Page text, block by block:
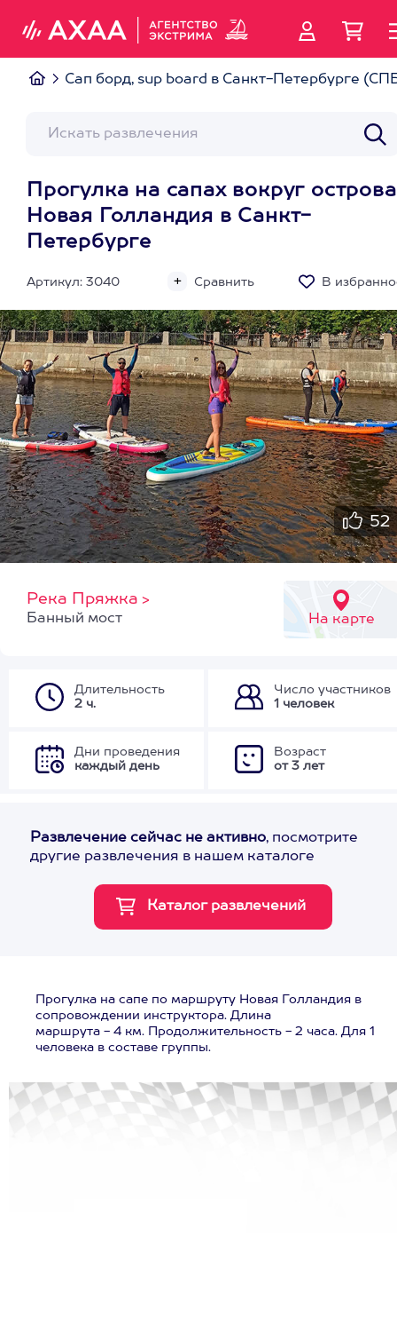
Сап борд, sup board в Санкт-Петербурге
Прогулка на сапах вокруг острова
Новая Голландия в Санкт-
Петербурге
Артикул: 3040 Сравнить В
52
Река Пряжка >
На карте
Банный мост
Длительность
2 ч.
Число участников
1 человек
Дни проведения
каждый день
Возраст
от 3 лет
Развлечение сейчас не активно, посмотрите
другие развлечения в нашем каталоге
Прогулка на сапе по маршруту Новая Голландия в
сопровождении инструктора. Длина
маршрута - 4 км. Продолжительность - 2 часа. Для 1
человека в составе группы.